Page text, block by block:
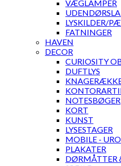
VÆGLAMPER
LYSKILDER/
FATNINGER
HAVEN
DECOR
CURIOSITY
DUFTLYS
NOTESBØGER
KORT
KUNST
LYSESTAGER
MOBILE -
PLAKATER
DØRMÅTTER